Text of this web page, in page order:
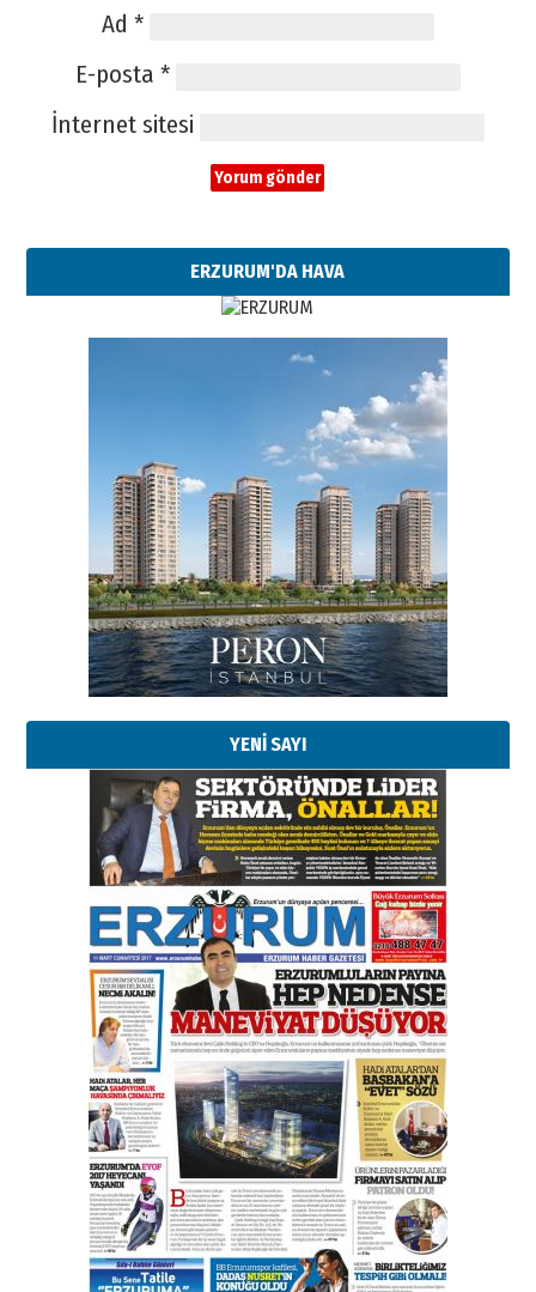
Ad *
E-posta *
İnternet sitesi
ERZURUM'DA HAVA
YENİ SAYI
Esat BİNDESEN
Başkan Sekmen’den Erzurum’a
bir vizyon proje daha!
02 Ağustos 2026 Pazar
Kadir SABUNCUOĞLU
Erzurumspor’un köşe taşları
29 Haziran 2026 Pazartesi
Kenan GÜLERCİ
Murat Şahsuvaroğlu ERKON’da
çıtayı yukarı taşırken,
yönetimdekiler aşağı